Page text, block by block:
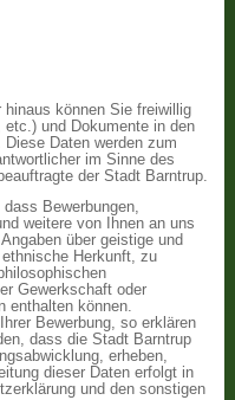
hinaus können Sie freiwillig
und Dokumente in den
Daten werden zum
im Sinne des
der Stadt Barntrup.
Bewerbungen,
weitere von Ihnen an uns
über geistige und
Herkunft, zu
Gewerkschaft oder
enthalten können.
Bewerbung, so erklären
dass die Stadt Barntrup
erheben,
dieser Daten erfolgt in
und den sonstigen